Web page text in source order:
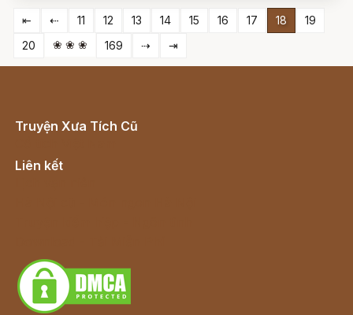
⇤ ⇠ 11 12 13 14 15 16 17 18
19
20
❀ ❀ ❀ 169 ⇢ ⇥
Truyện Xưa Tích Cũ
Liên kết